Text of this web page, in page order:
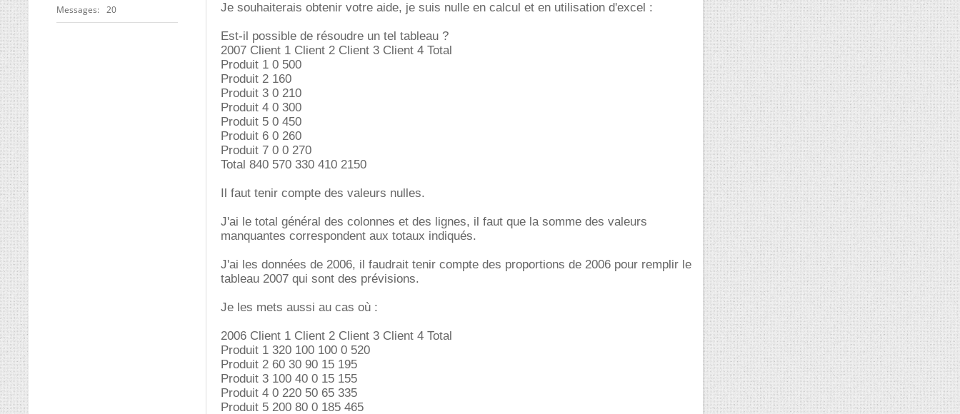
Messages 20 Je souhaiterais obtenir votre aide, je suis nulle en calcul et en utilisation d'excel :
Est-il possible de résoudre un tel tableau ?
2007 Client 1 Client 2 Client 3 Client 4 Total
Produit 1 0 500
Produit 2 160
Produit 3 0 210
Produit 4 0 300
Produit 5 0 450
Produit 6 0 260
Produit 7 0 0 270
Total 840 570 330 410 2150
Il faut tenir compte des valeurs nulles.
J'ai le total général des colonnes et des lignes, il faut que la somme des valeurs
manquantes correspondent aux totaux indiqués.
J'ai les données de 2006, il faudrait tenir compte des proportions de 2006 pour remplir le
tableau 2007 qui sont des prévisions.
Je les mets aussi au cas où :
2006 Client 1 Client 2 Client 3 Client 4 Total
Produit 1 320 100 100 0 520
Produit 2 60 30 90 15 195
Produit 3 100 40 0 15 155
Produit 4 0 220 50 65 335
Produit 5 200 80 0 185 465